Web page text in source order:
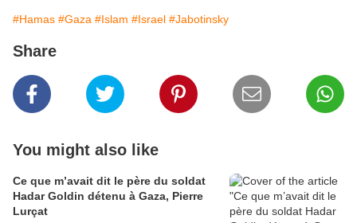
#Hamas #Gaza #Islam #Israel #Jabotinsky
Share
You might also like
Ce que m’avait dit le père du soldat
Hadar Goldin détenu à Gaza, Pierre
Lurçat